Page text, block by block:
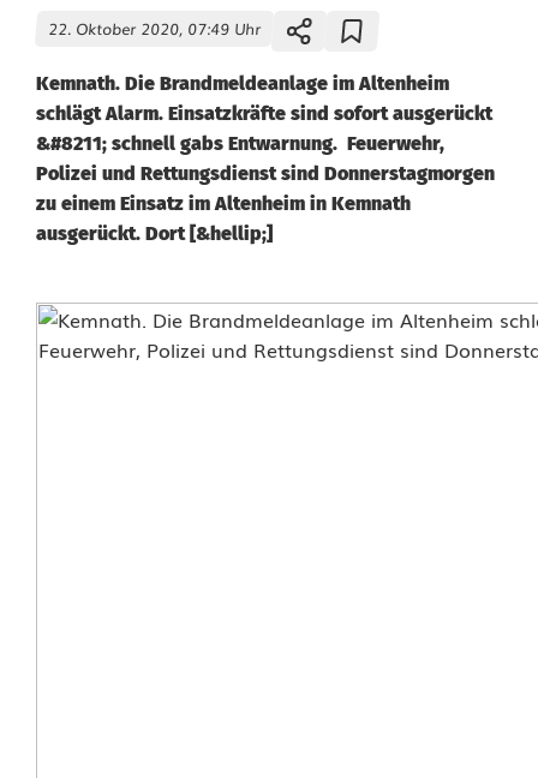
22. Oktober 2020, 07:49 Uhr
Kemnath. Die Brandmeldeanlage im Altenheim
schlägt Alarm. Einsatzkräfte sind sofort ausgerückt
&#8211; schnell gabs Entwarnung. Feuerwehr,
Polizei und Rettungsdienst sind Donnerstagmorgen
zu einem Einsatz im Altenheim in Kemnath
ausgerückt. Dort [&hellip;]